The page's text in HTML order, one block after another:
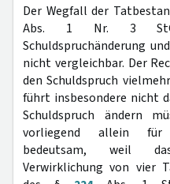
Der Wegfall der
Abs. 1 Nr. 3
Schuldspruchänderung
nicht vergleichbar. Der
den Schuldspruch
führt insbesondere nicht
Schuldspruch ändern
vorliegend allein für
bedeutsam, weil
Verwirklichung von vier